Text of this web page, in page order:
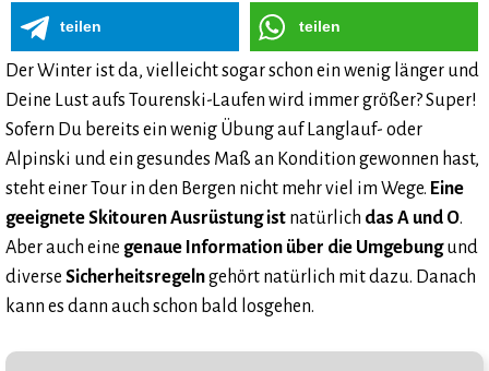
teilen teilen
Der Winter ist da, vielleicht sogar schon ein wenig länger und
Deine Lust aufs Tourenski-Laufen wird immer größer? Super!
Sofern Du bereits ein wenig Übung auf Langlauf- oder
Alpinski und ein gesundes Maß an Kondition gewonnen hast,
steht einer Tour in den Bergen nicht mehr viel im Wege. Eine
geeignete Skitouren Ausrüstung ist natürlich das A und O.
Aber auch eine genaue Information über die Umgebungund
diverse Sicherheitsregelngehört natürlich mit dazu. Danach
kann es dann auch schon bald losgehen.